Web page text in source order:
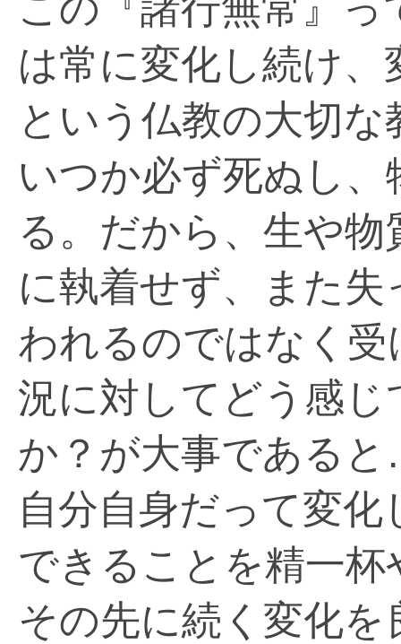
は常に変化し続け
という仏教の大切
いつか必ず死ぬし
る。だから、生や
に執着せず、また
われるのではなく
況に対してどう感
か？が大事である
自分自身だって変
できることを精一
その先に続く変化